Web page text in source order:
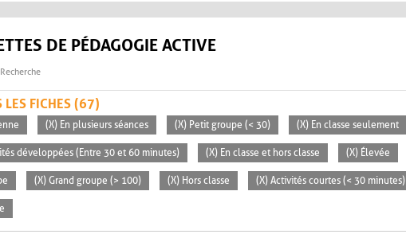
DE PÉDAGOGIE ACTIVE
Recherche
LES FICHES (67)
(X) En plusieurs séances (X) Petit groupe (< 30) (X) En classe seulement
développées (Entre 30 et 60 minutes) (X) En classe et hors classe (X) Élevée
(X) Grand groupe (> 100) (X) Hors classe (X) Activités courtes (< 30 minutes)